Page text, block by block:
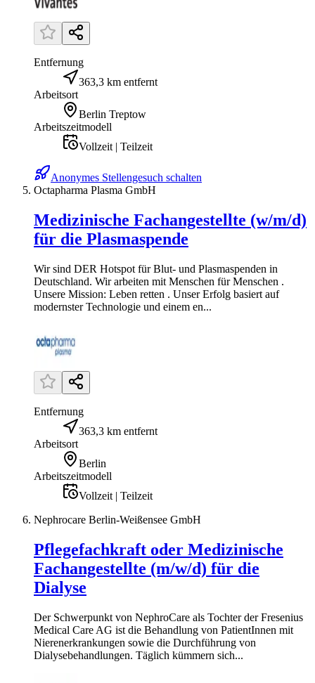
Entfernung
363,3 km entfernt
Arbeitsort
Berlin Treptow
Arbeitszeitmodell
Vollzeit | Teilzeit
Anonymes Stellengesuch schalten
Octapharma Plasma GmbH
Medizinische Fachangestellte (w/m/d)
für die Plasmaspende
Wir sind DER Hotspot für Blut- und Plasmaspenden in
Deutschland. Wir arbeiten mit Menschen für Menschen .
Unsere Mission: Leben retten . Unser Erfolg basiert auf
modernster Technologie und einem en...
Entfernung
363,3 km entfernt
Arbeitsort
Berlin
Arbeitszeitmodell
Vollzeit | Teilzeit
Nephrocare Berlin-Weißensee GmbH
Pflegefachkraft oder Medizinische
Fachangestellte (m/w/d) für die
Dialyse
Der Schwerpunkt von NephroCare als Tochter der Fresenius
Medical Care AG ist die Behandlung von PatientInnen mit
Nierenerkrankungen sowie die Durchführung von
Dialysebehandlungen. Täglich kümmern sich...